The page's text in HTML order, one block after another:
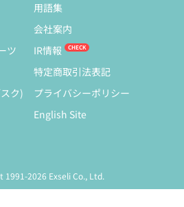
ツ
ク)
用語集
会社案内
IR情報
特定商取引法表記
プライバシーポリシー
English Site
1991-2026 Exseli Co., Ltd.